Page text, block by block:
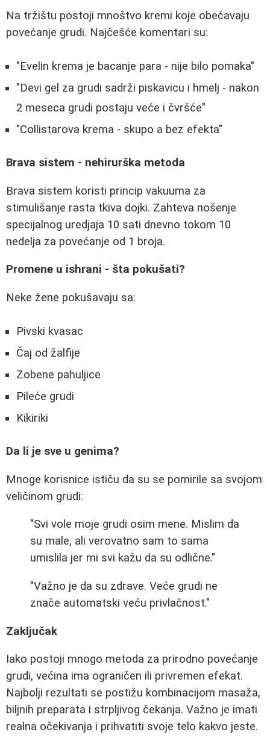
Na tržištu postoji mnoštvo kremi koje obećavaju
povećanje grudi. Najčešće komentari su:
"Evelin krema je bacanje para - nije bilo pomaka"
"Devi gel za grudi sadrži piskavicu i hmelj - nakon
2 meseca grudi postaju veće i čvršće"
"Collistarova krema - skupo a bez efekta"
Brava sistem - nehirurška metoda
Brava sistem koristi princip vakuuma za
stimulišanje rasta tkiva dojki. Zahteva nošenje
specijalnog uredjaja 10 sati dnevno tokom 10
nedelja za povećanje od 1 broja.
Promene u ishrani - šta pokušati?
Neke žene pokušavaju sa:
Pivski kvasac
Čaj od žalfije
Zobene pahuljice
Pileće grudi
Kikiriki
Da li je sve u genima?
Mnoge korisnice ističu da su se pomirile sa svojom
veličinom grudi:
"Svi vole moje grudi osim mene. Mislim da
su male, ali verovatno sam to sama
umislila jer mi svi kažu da su odlične."
"Važno je da su zdrave. Veće grudi ne
znače automatski veću privlačnost."
Zaključak
Iako postoji mnogo metoda za prirodno povećanje
grudi, većina ima ograničen ili privremen efekat.
Najbolji rezultati se postižu kombinacijom masaža,
biljnih preparata i strpljivog čekanja. Važno je imati
realna očekivanja i prihvatiti svoje telo kakvo jeste.